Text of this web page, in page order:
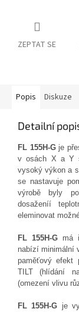
ZEPTAT SE
Popis Diskuze
Detailní
FL 155H-Gje
v osách X a Y
vysoký výkon a
se nastavuje
výrobě byly
dosaženíí
eleminovat
FL 155H-G má
nabízí minimální
paměťový efekt
TILT (hlídání
(omezení vlivu
FL 155H-G je